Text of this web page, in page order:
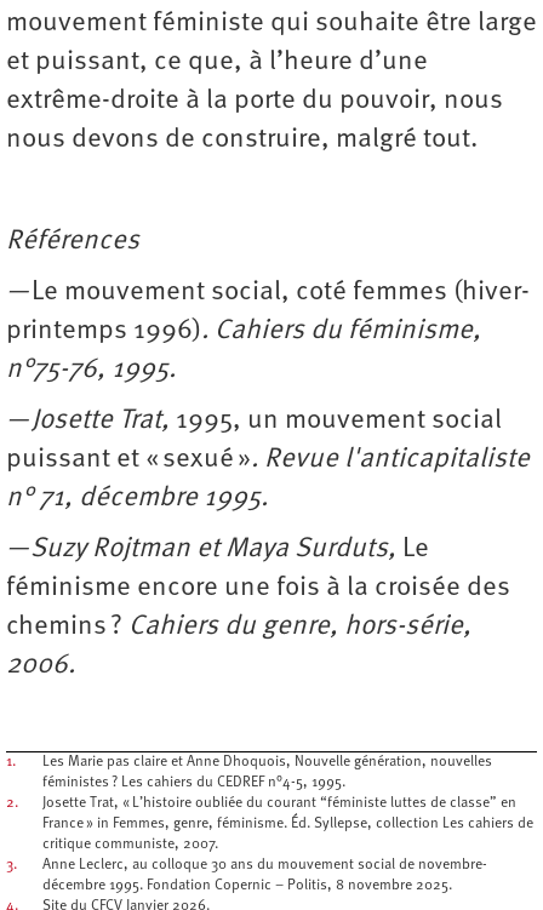
mouvement féministe qui souhaite être large
et puissant, ce que, à l’heure d’une
extrême-droite à la porte du pouvoir, nous
nous devons de construire, malgré tout.
Références
—Le mouvement social, coté femmes (hiver-
printemps 1996). Cahiers du féminisme,
n°75-76, 1995.
— Josette Trat, 1995, un mouvement social
puissant et « sexué ». Revue l'anticapitaliste
n° 71, décembre 1995.
—Suzy Rojtman et Maya Surduts, Le
féminisme encore une fois à la croisée des
chemins ? Cahiers du genre, hors-série,
2006.
1.
Les Marie pas claire et Anne Dhoquois, Nouvelle génération, nouvelles
féministes ? Les cahiers du CEDREF n°4-5, 1995.
2.
Josette Trat, « L’histoire oubliée du courant “féministe luttes de classe” en
France » in Femmes, genre, féminisme. Éd. Syllepse, collection Les cahiers de
critique communiste, 2007.
3.
Anne Leclerc, au colloque 30 ans du mouvement social de novembre-
décembre 1995. Fondation Copernic – Politis, 8 novembre 2025.
4.
Site du CFCV Janvier 2026.